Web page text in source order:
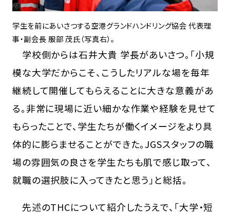
学生を前にあいさつする空港グランドハンドリング協会 代表理
事・副会長 服部 茂氏（写真右）。
学校側からは石井大貴 学長があいさつ。「小規
模な大学だからこそ、こうしたリアルな場を毎年
継続して開催してもらえることに大きな意義があ
る。非常に現場に近い細かな作業や経験を見せて
もらったことで、学生たちが働くイメージをより具
体的に膨らませることができた。JGSスタッフの職
場の雰囲気の良さを学生たちも肌で感じ取って、
就職の選択肢に入ってきたと思う」と総括。
先述のTHCについて紹介したうえで、「大学・短